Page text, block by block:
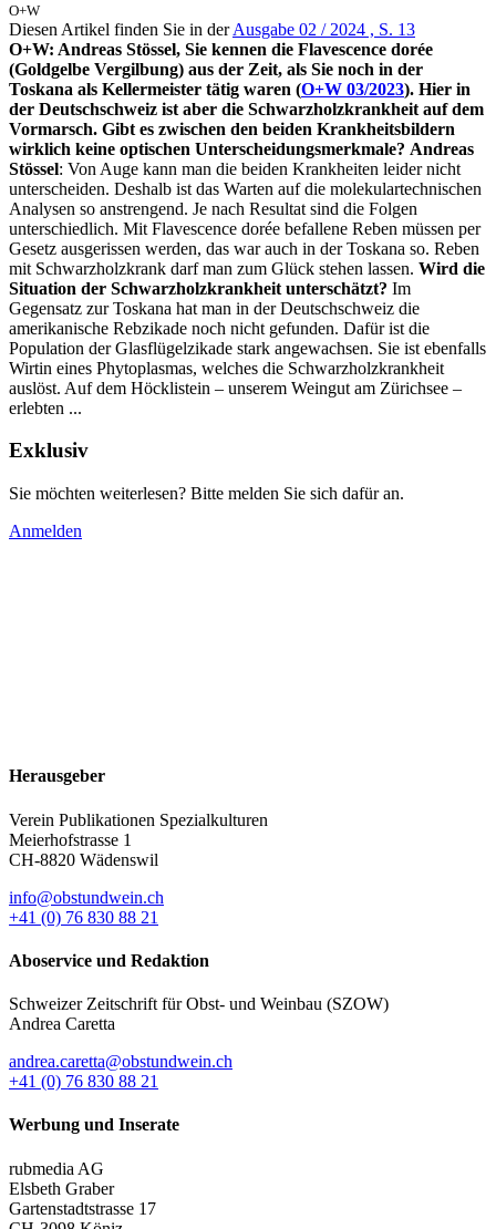
O+W
Diesen Artikel finden Sie in derAusgabe 02 / 2024 , S. 13
O+W: Andreas Stössel, Sie kennen die Flavescence dorée
(Goldgelbe Vergilbung) aus der Zeit, als Sie noch in der
Toskana als Kellermeister tätig waren (O+W 03/2023). Hier in
der Deutschschweiz ist aber die Schwarzholzkrankheit auf dem
Vormarsch. Gibt es zwischen den beiden Krankheitsbildern
wirklich keine optischen Unterscheidungsmerkmale? Andreas
Stössel: Von Auge kann man die beiden Krankheiten leider nicht
unterscheiden. Deshalb ist das Warten auf die molekulartechnischen
Analysen so anstrengend. Je nach Resultat sind die Folgen
unterschiedlich. Mit Flavescence dorée befallene Reben müssen per
Gesetz ausgerissen werden, das war auch in der Toskana so. Reben
mit Schwarzholzkrank darf man zum Glück stehen lassen. Wird die
Situation der Schwarzholzkrankheit unterschätzt? Im
Gegensatz zur Toskana hat man in der Deutschschweiz die
amerikanische Reb­zikade noch nicht gefunden. Dafür ist die
Population der Glasflügelzikade stark angewachsen. Sie ist ebenfalls
Wirtin eines Phytoplasmas, welches die Schwarzholzkrankheit
auslöst. Auf dem Höcklistein – unserem Weingut am Zürichsee –
erlebten ...
Exklusiv
Sie möchten weiterlesen? Bitte melden Sie sich dafür an.
Anmelden
Herausgeber
Verein Publikationen Spezialkulturen
Meierhofstrasse 1
CH-8820 Wädenswil
info@obstundwein.ch
+41 (0) 76 830 88 21
Aboservice und Redaktion
Schweizer Zeitschrift für Obst- und Weinbau (SZOW)
Andrea Caretta
andrea.caretta@obstundwein.ch
+41 (0) 76 830 88 21
Werbung und Inserate
rubmedia AG
Elsbeth Graber
Gartenstadtstrasse 17